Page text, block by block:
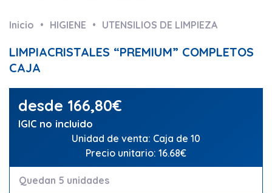
Inicio HIGIENE UTENSILIOS DE LIMPIEZA
LIMPIACRISTALES “PREMIUM” COMPLETOS
CAJA
desde 166,80€
IGIC no incluido
Unidad de venta: Caja de 10
Precio unitario: 16.68€
Quedan 5 unidades